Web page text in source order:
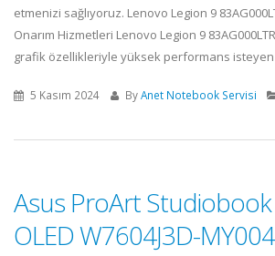
etmenizi sağlıyoruz. Lenovo Legion 9
Onarım Hizmetleri Lenovo Legion 9
grafik özellikleriyle yüksek performans isteyen
5 Kasım 2024 ByAnet Notebook Servisi
Asus ProArt
OLED W7604J3D-